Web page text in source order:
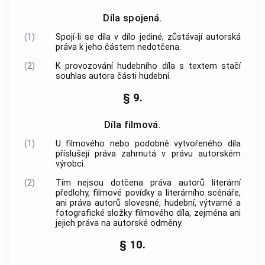
Díla spojená.
(1)
Spojí-li se díla v dílo jediné, zůstávají autorská
práva k jeho částem nedotčena.
(2)
K provozování hudebního díla s textem stačí
souhlas autora části hudební.
§ 9.
Díla filmová.
(1)
U filmového nebo podobně vytvořeného díla
příslušejí práva zahrnutá v právu autorském
výrobci.
(2)
Tím nejsou dotčena práva autorů literární
předlohy, filmové povídky a literárního scénáře,
ani práva autorů slovesné, hudební, výtvarné a
fotografické složky filmového díla, zejména ani
jejich práva na autorské odměny.
§ 10.